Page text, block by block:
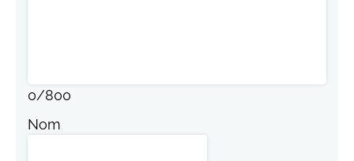
0/800
Nom